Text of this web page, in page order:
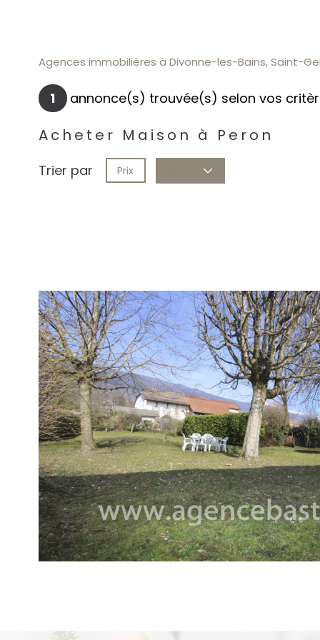
Agences immobilières à Divonne-les-Bains, Saint-
1 annonce(s) trouvée(s) selon vos
Acheter Maison à Peron
Trier par Prix
voir le
bien